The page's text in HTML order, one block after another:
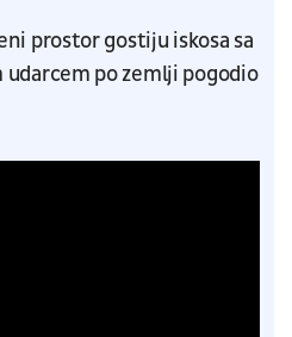
prostor gostiju iskosa sa
po zemlji pogodio